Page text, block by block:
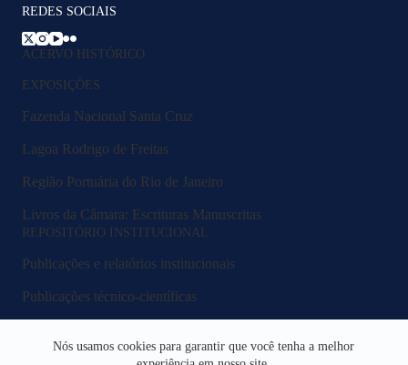
Nós usamos cookies para garantir que você tenha a melhor
REDES SOCIAIS
ACERVO HISTÓRICO
EXPOSIÇÕES
Fazenda Nacional Santa Cruz
Lagoa Rodrigo de Freitas
Região Portuária do Rio de Janeiro
Livros da Câmara: Escrituras Manuscritas
REPOSITÓRIO INSTITUCIONAL
Publicações e relatórios institucionais
Publicações técnico-científicas
Fluxos e procedimentos